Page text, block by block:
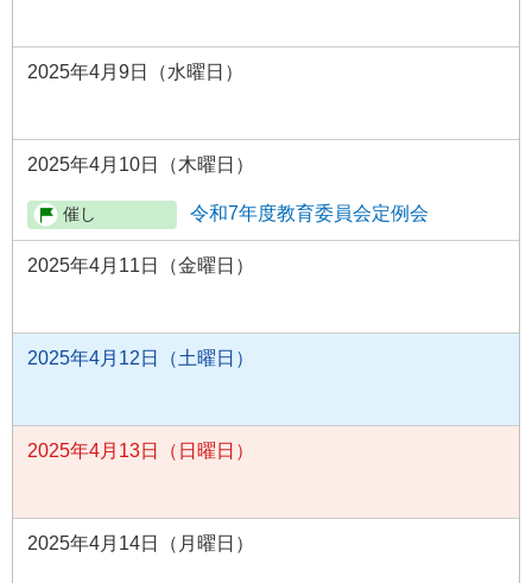
2025年4月9日（水曜日）
2025年4月10日（木曜日）
令和7年度教育委員会定例会
2025年4月11日（金曜日）
2025年4月12日（土曜日）
2025年4月13日（日曜日）
2025年4月14日（月曜日）